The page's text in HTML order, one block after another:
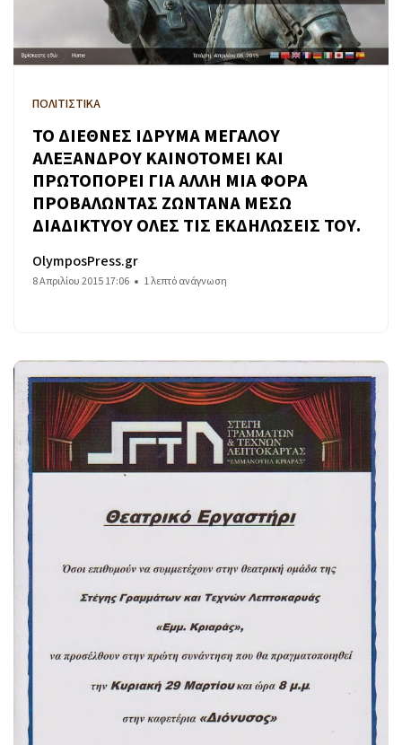
ΠΟΛΙΤΙΣΤΙΚΑ
ΤΟ ΔΙΕΘΝΕΣ ΙΔΡΥΜΑ ΜΕΓΑΛΟΥ
ΑΛΕΞΑΝΔΡΟΥ ΚΑΙΝΟΤΟΜΕΙ ΚΑΙ
ΠΡΩΤΟΠΟΡΕΙ ΓΙΑ ΑΛΛΗ ΜΙΑ ΦΟΡΑ
ΠΡΟΒΑΛΩΝΤΑΣ ΖΩΝΤΑΝΑ ΜΕΣΩ
ΔΙΑΔΙΚΤΥΟΥ ΟΛΕΣ ΤΙΣ ΕΚΔΗΛΩΣΕΙΣ ΤΟΥ.
OlymposPress.gr
8 Απριλίου 2015 17:06 1 λεπτό ανάγνωση